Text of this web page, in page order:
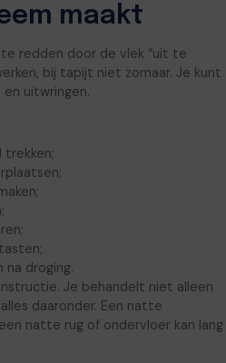
maakt
redden door de vlek “uit te
bij tapijt niet zomaar. Je kunt
uitwringen.
trekken;
na droging.
Je behandelt niet alleen
daaronder. Een natte
natte rug of ondervloer kan lang